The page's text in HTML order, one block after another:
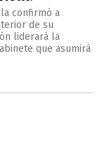
confirmó a
de su
liderará la
que asumirá